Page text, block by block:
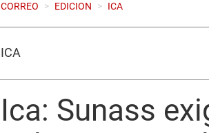
CORREO > EDICION > ICA
ICA
Ica: Sunass